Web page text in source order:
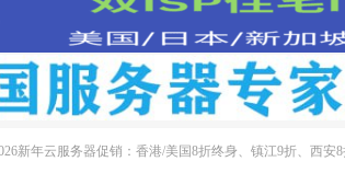
新年云服务器促销：香港/美国8折终身、镇江9折、西安